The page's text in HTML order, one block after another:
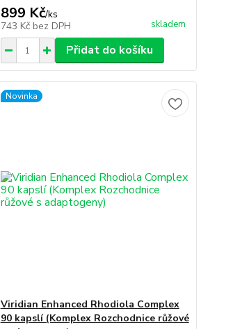
899 Kč/ks
743 Kč bez DPH skladem
Přidat do košíku
Novinka
Viridian Enhanced Rhodiola Complex
90 kapslí (Komplex Rozchodnice růžové